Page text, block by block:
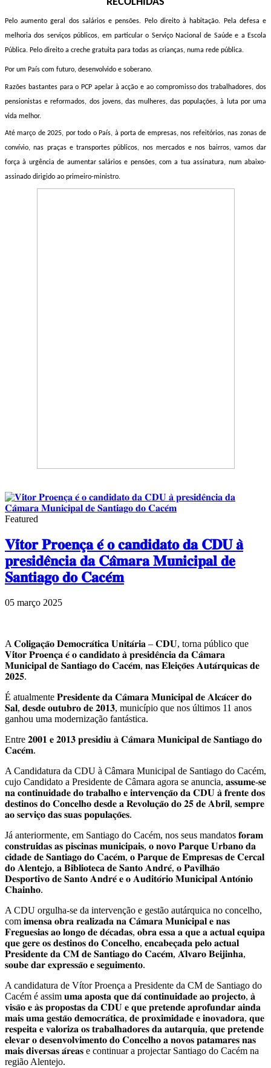
Pelo aumento geral dos salários e pensões. Pelo direito à habitação. Pela defesa e
melhoria dos serviços públicos, em particular o Serviço Nacional de Saúde e a Escola
Pública. Pelo direito a creche gratuita para todas as crianças, numa rede pública.
Por um País com futuro, desenvolvido e soberano.
Razões bastantes para o PCP apelar à acção e ao compromisso dos trabalhadores, dos
pensionistas e reformados, dos jovens, das mulheres, das populações, à luta por uma
vida melhor.
Até março de 2025, por todo o País, à porta de empresas, nos refeitórios, nas zonas de
convívio, nas praças e transportes públicos, nos mercados e nos bairros, vamos dar
força à urgência de aumentar salários e pensões, com a tua assinatura, num abaixo-
assinado dirigido ao primeiro-ministro.
Featured
𝐕𝐢́𝐭𝐨𝐫 𝐏𝐫𝐨𝐞𝐧𝐜̧𝐚 𝐞́ 𝐨 𝐜𝐚𝐧𝐝𝐢𝐝𝐚𝐭𝐨 𝐝𝐚 𝐂𝐃𝐔 𝐚̀
𝐩𝐫𝐞𝐬𝐢𝐝𝐞̂𝐧𝐜𝐢𝐚 𝐝𝐚 𝐂𝐚̂𝐦𝐚𝐫𝐚 𝐌𝐮𝐧𝐢𝐜𝐢𝐩𝐚𝐥 𝐝𝐞
𝐒𝐚𝐧𝐭𝐢𝐚𝐠𝐨 𝐝𝐨 𝐂𝐚𝐜𝐞́𝐦
05 março 2025
A 𝐂𝐨𝐥𝐢𝐠𝐚𝐜̧𝐚̃𝐨 𝐃𝐞𝐦𝐨𝐜𝐫𝐚́𝐭𝐢𝐜𝐚 𝐔𝐧𝐢𝐭𝐚́𝐫𝐢𝐚 – 𝐂𝐃𝐔, torna público que
𝐕𝐢́𝐭𝐨𝐫 𝐏𝐫𝐨𝐞𝐧𝐜̧𝐚 𝐞́ 𝐨 𝐜𝐚𝐧𝐝𝐢𝐝𝐚𝐭𝐨 𝐚̀ 𝐩𝐫𝐞𝐬𝐢𝐝𝐞̂𝐧𝐜𝐢𝐚 𝐝𝐚 𝐂𝐚̂𝐦𝐚𝐫𝐚
𝐌𝐮𝐧𝐢𝐜𝐢𝐩𝐚𝐥 𝐝𝐞 𝐒𝐚𝐧𝐭𝐢𝐚𝐠𝐨 𝐝𝐨 𝐂𝐚𝐜𝐞́𝐦, 𝐧𝐚𝐬 𝐄𝐥𝐞𝐢𝐜̧𝐨̃𝐞𝐬 𝐀𝐮𝐭𝐚́𝐫𝐪𝐮𝐢𝐜𝐚𝐬 𝐝𝐞
𝟐𝟎𝟐𝟓.
É atualmente 𝐏𝐫𝐞𝐬𝐢𝐝𝐞𝐧𝐭𝐞 𝐝𝐚 𝐂𝐚̂𝐦𝐚𝐫𝐚 𝐌𝐮𝐧𝐢𝐜𝐢𝐩𝐚𝐥 𝐝𝐞 𝐀𝐥𝐜𝐚́𝐜𝐞𝐫 𝐝𝐨
𝐒𝐚𝐥, 𝐝𝐞𝐬𝐝𝐞 𝐨𝐮𝐭𝐮𝐛𝐫𝐨 𝐝𝐞 𝟐𝟎𝟏𝟑, município que nos últimos 11 anos
ganhou uma modernização fantástica.
Entre 𝟐𝟎𝟎𝟏 𝐞 𝟐𝟎𝟏𝟑 𝐩𝐫𝐞𝐬𝐢𝐝𝐢𝐮 𝐚̀ 𝐂𝐚̂𝐦𝐚𝐫𝐚 𝐌𝐮𝐧𝐢𝐜𝐢𝐩𝐚𝐥 𝐝𝐞 𝐒𝐚𝐧𝐭𝐢𝐚𝐠𝐨 𝐝𝐨
𝐂𝐚𝐜𝐞́𝐦.
A Candidatura da CDU à Câmara Municipal de Santiago do Cacém,
cujo Candidato a Presidente de Câmara agora se anuncia, 𝐚𝐬𝐬𝐮𝐦𝐞-𝐬𝐞
𝐧𝐚 𝐜𝐨𝐧𝐭𝐢𝐧𝐮𝐢𝐝𝐚𝐝𝐞 𝐝𝐨 𝐭𝐫𝐚𝐛𝐚𝐥𝐡𝐨 𝐞 𝐢𝐧𝐭𝐞𝐫𝐯𝐞𝐧𝐜̧𝐚̃𝐨 𝐝𝐚 𝐂𝐃𝐔 𝐚̀ 𝐟𝐫𝐞𝐧𝐭𝐞 𝐝𝐨𝐬
𝐝𝐞𝐬𝐭𝐢𝐧𝐨𝐬 𝐝𝐨 𝐂𝐨𝐧𝐜𝐞𝐥𝐡𝐨 𝐝𝐞𝐬𝐝𝐞 𝐚 𝐑𝐞𝐯𝐨𝐥𝐮𝐜̧𝐚̃𝐨 𝐝𝐨 𝟐𝟓 𝐝𝐞 𝐀𝐛𝐫𝐢𝐥, 𝐬𝐞𝐦𝐩𝐫𝐞
𝐚𝐨 𝐬𝐞𝐫𝐯𝐢𝐜̧𝐨 𝐝𝐚𝐬 𝐬𝐮𝐚𝐬 𝐩𝐨𝐩𝐮𝐥𝐚𝐜̧𝐨̃𝐞𝐬.
Já anteriormente, em Santiago do Cacém, nos seus mandatos 𝐟𝐨𝐫𝐚𝐦
𝐜𝐨𝐧𝐬𝐭𝐫𝐮𝐢́𝐝𝐚𝐬 𝐚𝐬 𝐩𝐢𝐬𝐜𝐢𝐧𝐚𝐬 𝐦𝐮𝐧𝐢𝐜𝐢𝐩𝐚𝐢𝐬, 𝐨 𝐧𝐨𝐯𝐨 𝐏𝐚𝐫𝐪𝐮𝐞 𝐔𝐫𝐛𝐚𝐧𝐨 𝐝𝐚
𝐜𝐢𝐝𝐚𝐝𝐞 𝐝𝐞 𝐒𝐚𝐧𝐭𝐢𝐚𝐠𝐨 𝐝𝐨 𝐂𝐚𝐜𝐞́𝐦, 𝐨 𝐏𝐚𝐫𝐪𝐮𝐞 𝐝𝐞 𝐄𝐦𝐩𝐫𝐞𝐬𝐚𝐬 𝐝𝐞 𝐂𝐞𝐫𝐜𝐚𝐥
𝐝𝐨 𝐀𝐥𝐞𝐧𝐭𝐞𝐣𝐨, 𝐚 𝐁𝐢𝐛𝐥𝐢𝐨𝐭𝐞𝐜𝐚 𝐝𝐞 𝐒𝐚𝐧𝐭𝐨 𝐀𝐧𝐝𝐫𝐞́, 𝐨 𝐏𝐚𝐯𝐢𝐥𝐡𝐚̃𝐨
𝐃𝐞𝐬𝐩𝐨𝐫𝐭𝐢𝐯𝐨 𝐝𝐞 𝐒𝐚𝐧𝐭𝐨 𝐀𝐧𝐝𝐫𝐞́ 𝐞 𝐨 𝐀𝐮𝐝𝐢𝐭𝐨́𝐫𝐢𝐨 𝐌𝐮𝐧𝐢𝐜𝐢𝐩𝐚𝐥 𝐀𝐧𝐭𝐨́𝐧𝐢𝐨
𝐂𝐡𝐚𝐢𝐧𝐡𝐨.
A CDU orgulha-se da intervenção e gestão autárquica no concelho,
com 𝐢𝐦𝐞𝐧𝐬𝐚 𝐨𝐛𝐫𝐚 𝐫𝐞𝐚𝐥𝐢𝐳𝐚𝐝𝐚 𝐧𝐚 𝐂𝐚̂𝐦𝐚𝐫𝐚 𝐌𝐮𝐧𝐢𝐜𝐢𝐩𝐚𝐥 𝐞 𝐧𝐚𝐬
𝐅𝐫𝐞𝐠𝐮𝐞𝐬𝐢𝐚𝐬 𝐚𝐨 𝐥𝐨𝐧𝐠𝐨 𝐝𝐞 𝐝𝐞́𝐜𝐚𝐝𝐚𝐬, 𝐨𝐛𝐫𝐚 𝐞𝐬𝐬𝐚 𝐚 𝐪𝐮𝐞 𝐚 𝐚𝐜𝐭𝐮𝐚𝐥 𝐞𝐪𝐮𝐢𝐩𝐚
𝐪𝐮𝐞 𝐠𝐞𝐫𝐞 𝐨𝐬 𝐝𝐞𝐬𝐭𝐢𝐧𝐨𝐬 𝐝𝐨 𝐂𝐨𝐧𝐜𝐞𝐥𝐡𝐨, 𝐞𝐧𝐜𝐚𝐛𝐞𝐜̧𝐚𝐝𝐚 𝐩𝐞𝐥𝐨 𝐚𝐜𝐭𝐮𝐚𝐥
𝐏𝐫𝐞𝐬𝐢𝐝𝐞𝐧𝐭𝐞 𝐝𝐚 𝐂𝐌 𝐝𝐞 𝐒𝐚𝐧𝐭𝐢𝐚𝐠𝐨 𝐝𝐨 𝐂𝐚𝐜𝐞́𝐦, 𝐀́𝐥𝐯𝐚𝐫𝐨 𝐁𝐞𝐢𝐣𝐢𝐧𝐡𝐚,
𝐬𝐨𝐮𝐛𝐞 𝐝𝐚𝐫 𝐞𝐱𝐩𝐫𝐞𝐬𝐬𝐚̃𝐨 𝐞 𝐬𝐞𝐠𝐮𝐢𝐦𝐞𝐧𝐭𝐨.
A candidatura de Vítor Proença a Presidente da CM de Santiago do
Cacém é assim 𝐮𝐦𝐚 𝐚𝐩𝐨𝐬𝐭𝐚 𝐪𝐮𝐞 𝐝𝐚́ 𝐜𝐨𝐧𝐭𝐢𝐧𝐮𝐢𝐝𝐚𝐝𝐞 𝐚𝐨 𝐩𝐫𝐨𝐣𝐞𝐜𝐭𝐨, 𝐚̀
𝐯𝐢𝐬𝐚̃𝐨 𝐞 𝐚̀𝐬 𝐩𝐫𝐨𝐩𝐨𝐬𝐭𝐚𝐬 𝐝𝐚 𝐂𝐃𝐔 𝐞 𝐪𝐮𝐞 𝐩𝐫𝐞𝐭𝐞𝐧𝐝𝐞 𝐚𝐩𝐫𝐨𝐟𝐮𝐧𝐝𝐚𝐫 𝐚𝐢𝐧𝐝𝐚
𝐦𝐚𝐢𝐬 𝐮𝐦𝐚 𝐠𝐞𝐬𝐭𝐚̃𝐨 𝐝𝐞𝐦𝐨𝐜𝐫𝐚́𝐭𝐢𝐜𝐚, 𝐝𝐞 𝐩𝐫𝐨𝐱𝐢𝐦𝐢𝐝𝐚𝐝𝐞 𝐞 𝐢𝐧𝐨𝐯𝐚𝐝𝐨𝐫𝐚, 𝐪𝐮𝐞
𝐫𝐞𝐬𝐩𝐞𝐢𝐭𝐚 𝐞 𝐯𝐚𝐥𝐨𝐫𝐢𝐳𝐚 𝐨𝐬 𝐭𝐫𝐚𝐛𝐚𝐥𝐡𝐚𝐝𝐨𝐫𝐞𝐬 𝐝𝐚 𝐚𝐮𝐭𝐚𝐫𝐪𝐮𝐢𝐚, 𝐪𝐮𝐞 𝐩𝐫𝐞𝐭𝐞𝐧𝐝𝐞
𝐞𝐥𝐞𝐯𝐚𝐫 𝐨 𝐝𝐞𝐬𝐞𝐧𝐯𝐨𝐥𝐯𝐢𝐦𝐞𝐧𝐭𝐨 𝐝𝐨 𝐂𝐨𝐧𝐜𝐞𝐥𝐡𝐨 𝐚 𝐧𝐨𝐯𝐨𝐬 𝐩𝐚𝐭𝐚𝐦𝐚𝐫𝐞𝐬 𝐧𝐚𝐬
𝐦𝐚𝐢𝐬 𝐝𝐢𝐯𝐞𝐫𝐬𝐚𝐬 𝐚́𝐫𝐞𝐚𝐬 e continuar a projectar Santiago do Cacém na
região Alentejo.